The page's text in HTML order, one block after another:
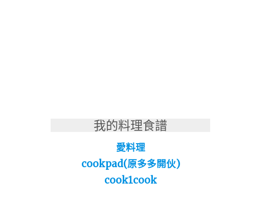
我的料理食譜
愛料理
cookpad(原多多開伙)
cook1cook